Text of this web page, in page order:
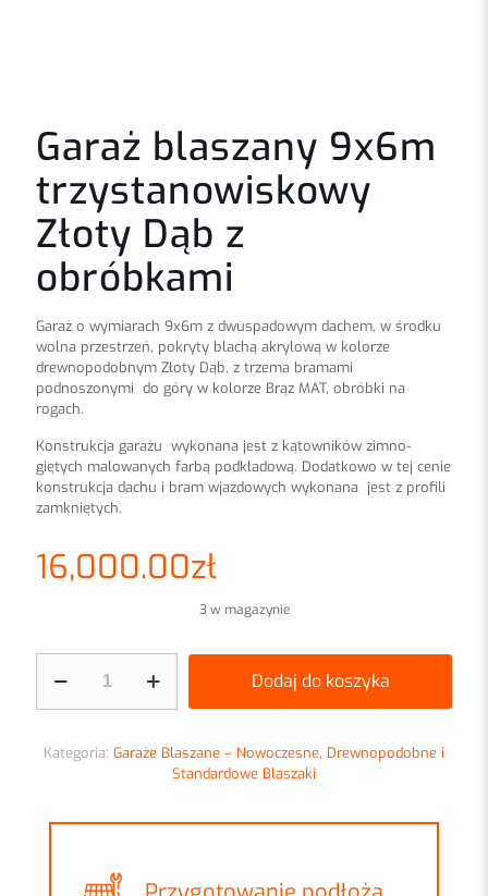
Garaż blaszany 9x6m
trzystanowiskowy
Złoty Dąb z
obróbkami
Garaż o wymiarach 9x6m z dwuspadowym dachem, w środku
wolna przestrzeń, pokryty blachą akrylową w kolorze
drewnopodobnym Złoty Dąb, z trzema bramami
podnoszonymi do góry w kolorze Brąz MAT, obróbki na
rogach.
Konstrukcja garażu wykonana jest z kątowników zimno-
giętych malowanych farbą podkładową. Dodatkowo w tej cenie
konstrukcja dachu i bram wjazdowych wykonana jest z profili
zamkniętych.
16,000.00zł
3 w magazynie
Garaż
blaszany
trzystanowiskowy
obróbkami
Dodaj do koszyka
Kategoria: Garaże Blaszane – Nowoczesne, Drewnopodobne i
Standardowe Blaszaki